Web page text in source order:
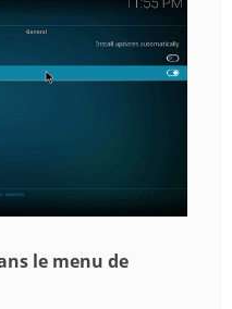
le menu de